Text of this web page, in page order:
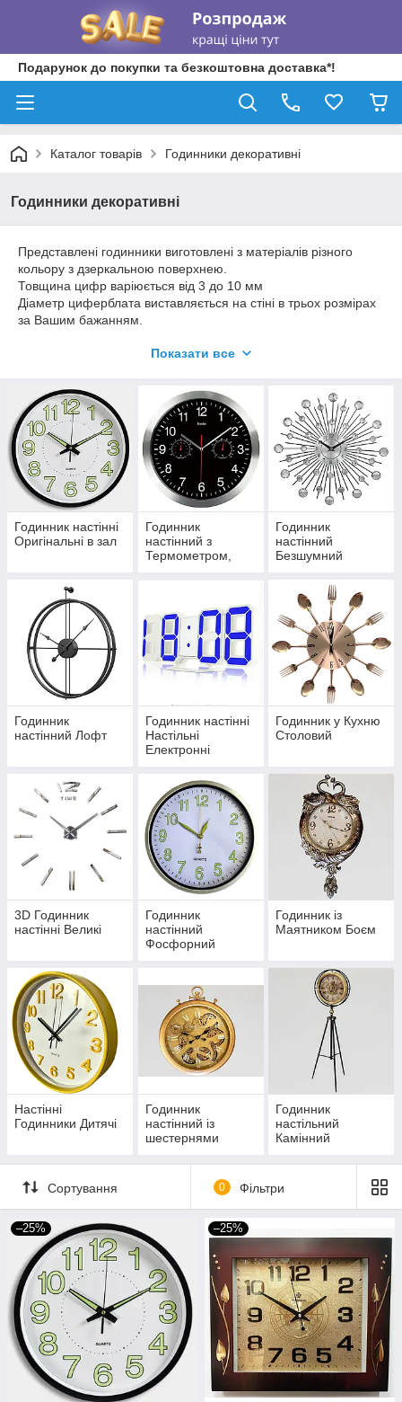
Подарунок до покупки та безкоштовна доставка*!
Каталог товарів Годинники декоративні
Годинники декоративні
Представлені годинники виготовлені з матеріалів різного
кольору з дзеркальною поверхнею.
Товщина цифр варіюється від 3 до 10 мм
Діаметр циферблата виставляється на стіні в трьох розмірах
за Вашим бажанням.
унікальне лекало, що дозволяє швидко і рівно встановити
циферблата.
Показати все
Годинник настінні
Оригінальні в зал
Годинник
настінний з
Термометром,
Годинник
настінний
Безшумний
Годинник
настінний Лофт
Годинник настінні
Настільні
Електронні
Годинник у Кухню
Столовий
3D Годинник
настінні Великі
Годинник
настінний
Фосфорний
Годинник із
Маятником Боєм
Настінні
Годинники Дитячі
Годинник
настінний із
шестернями
Годинник
настільний
Камінний
Сортування 0 Фільтри
–25% –25%